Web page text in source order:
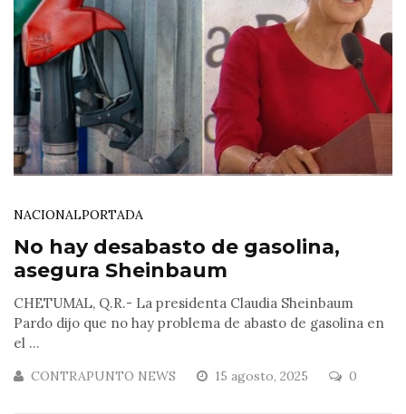
NACIONALPORTADA
No hay desabasto de gasolina,
asegura Sheinbaum
CHETUMAL, Q.R.- La presidenta Claudia Sheinbaum
Pardo dijo que no hay problema de abasto de gasolina en
el ...
CONTRAPUNTO NEWS 15 agosto, 2025 0